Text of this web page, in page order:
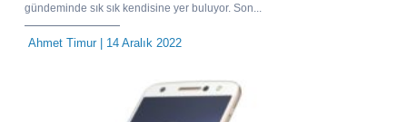
gündeminde sık sık kendisine yer buluyor. Son...
Ahmet Timur| 14 Aralık 2022